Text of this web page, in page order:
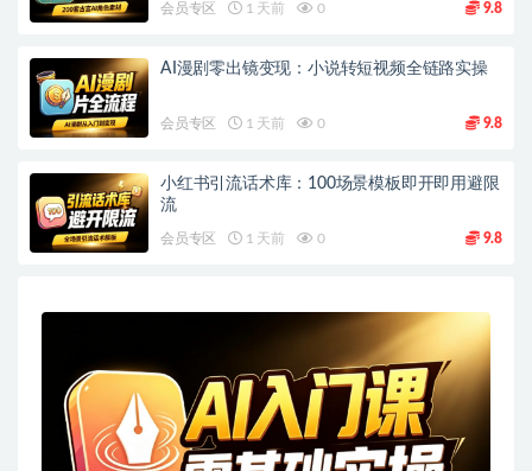
会员专区 1 天前 0 9.8
AI漫剧零出镜变现：小说转短视频全链路实操
会员专区 1 天前 0 9.8
小红书引流话术库：100场景模板即开即用避限
流
会员专区 1 天前 0 9.8